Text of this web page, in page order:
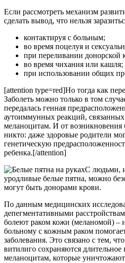
Если рассмотреть механизм
сделать вывод, что нельзя
контактируя с больным;
во время поцелуя и
при переливании донорской
во время чихания или кашля;
при использовании общих
[attention type=red]Но тогда как
Заболеть можно только в том
передалась генная
аутоиммунных реакций, связанных
меланоцитам. И от возникновения
никто: даже здоровые родители
генетическую
ребенка.[/attention]
С людьми,
уродливые белые пятна, можно
могут быть донорами крови.
По данным медицинских
депегментативными
болеют раком кожи (меланомой) –
больному с кожным раком
заболевания. Это связано с тем,
витилиго сохраняются
меланоцитам, которые